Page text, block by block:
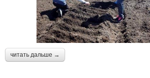
читать дальше →